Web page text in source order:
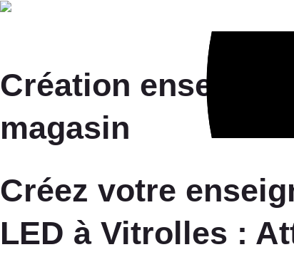
Création enseigne
magasin
Créez votre
LED à Vitrolles :